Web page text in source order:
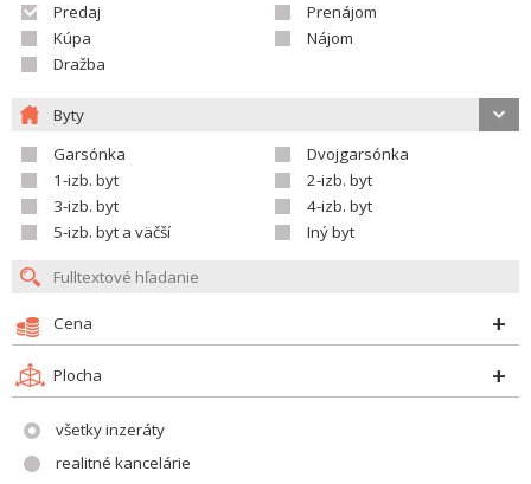
Predaj
Prenájom
Kúpa
Nájom
Dražba
Byty
Garsónka
Dvojgarsónka
1-izb. byt
2-izb. byt
3-izb. byt
4-izb. byt
5-izb. byt a väčší
Iný byt
Cena
Plocha
všetky inzeráty
realitné kancelárie